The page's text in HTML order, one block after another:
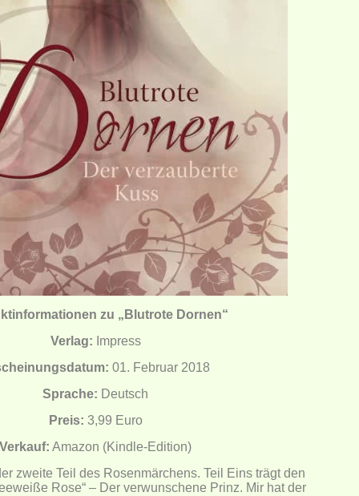
zu „Blutrote Dornen“
Verlag: Impress
01. Februar 2018
Sprache: Deutsch
Preis: 3,99 Euro
Verkauf: Amazon (Kindle-Edition)
zweite Teil des Rosenmärchens. Teil Eins trägt den
Rose“ – Der verwunschene Prinz. Mir hat der